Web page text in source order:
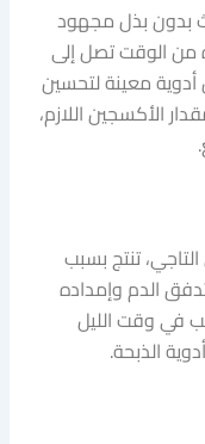
بدون بذل مجهود
من الوقت تصل إلى
أدوية معينة لتحسين
الأكسجين اللازم،
تنتج بسبب
الدم وإمداده
في وقت الليل
الذبحة.